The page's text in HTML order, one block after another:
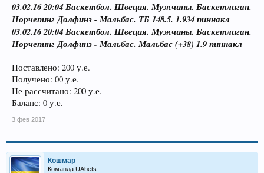
03.02.16 20:04 Баскетбол. Швеция. Мужчины. Баскетлиган.
Норчепинг Долфинз - Мальбас. ТБ 148.5. 1.934 пиннакл
03.02.16 20:04 Баскетбол. Швеция. Мужчины. Баскетлиган.
Норчепинг Долфинз - Мальбас. Мальбас (+38) 1.9 пиннакл
Поставлено: 200 у.е.
Получено: 00 у.е.
Не рассчитано: 200 у.е.
Баланс: 0 у.е.
3 фев 2017
Кошмар
Команда UAbets